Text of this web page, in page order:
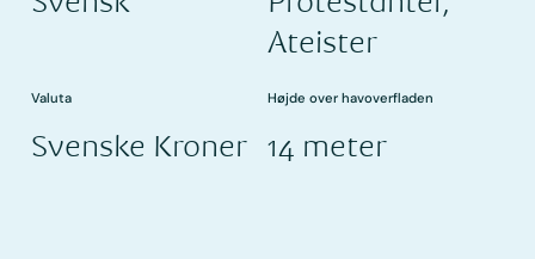
Ateister
Valuta
Svenske Kroner
Højde over havoverfladen
14 meter